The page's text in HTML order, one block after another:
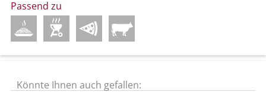
Passend zu
Könnte Ihnen auch gefallen: